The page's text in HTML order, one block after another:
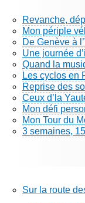
Revanche,
Mon périple
De Genève à
Une journée
Quand la
Les cyclos en
Reprise des
Ceux d’la
Mon défi
Mon Tour du
3 semaines,
Sur la route